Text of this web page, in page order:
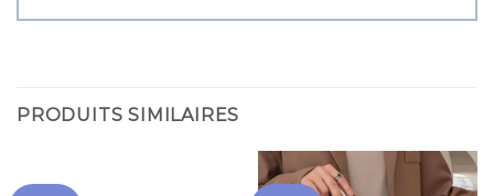
PRODUITS SIMILAIRES